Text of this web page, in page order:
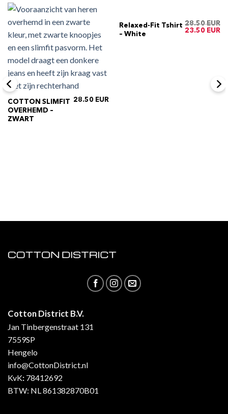
COTTON SLIMFIT
OVERHEMD –
ZWART
28.50
Relaxed-Fit Tshirt
– White
28.50
23.50
Cotton District B.V.
Jan Tinbergenstraat 131
7559SP
Hengelo
info@CottonDistrict.nl
KvK: 78412692
BTW: NL 861382870B01